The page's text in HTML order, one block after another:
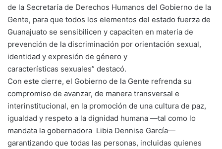
de la Secretaría de Derechos Humanos del Gobierno de la
Gente, para que todos los elementos del estado fuerza de
Guanajuato se sensibilicen y capaciten en materia de
prevención de la discriminación por orientación sexual,
identidad y expresión de género y
características sexuales” destacó.
Con este cierre, el Gobierno de la Gente refrenda su
compromiso de avanzar, de manera transversal e
interinstitucional, en la promoción de una cultura de paz,
igualdad y respeto a la dignidad humana —tal como lo
mandata la gobernadora Libia Dennise García—
garantizando que todas las personas, incluidas quienes